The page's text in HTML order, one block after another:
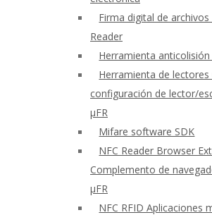
Firma digital de archivos
Reader
Herramienta anticolisión
Herramienta de
configuración de lector/
μFR
Mifare software SDK
NFC Reader Browser
Complemento de
μFR
NFC RFID Aplicaciones